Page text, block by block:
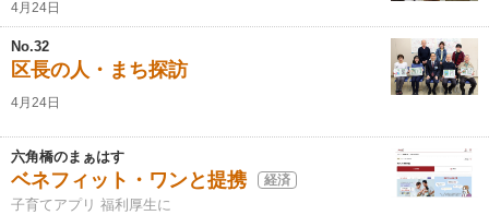
4月24日
No.32
区長の人・まち探訪
4月24日
六角橋のまぁはす
ベネフィット・ワンと提携 経済
子育てアプリ 福利厚生に